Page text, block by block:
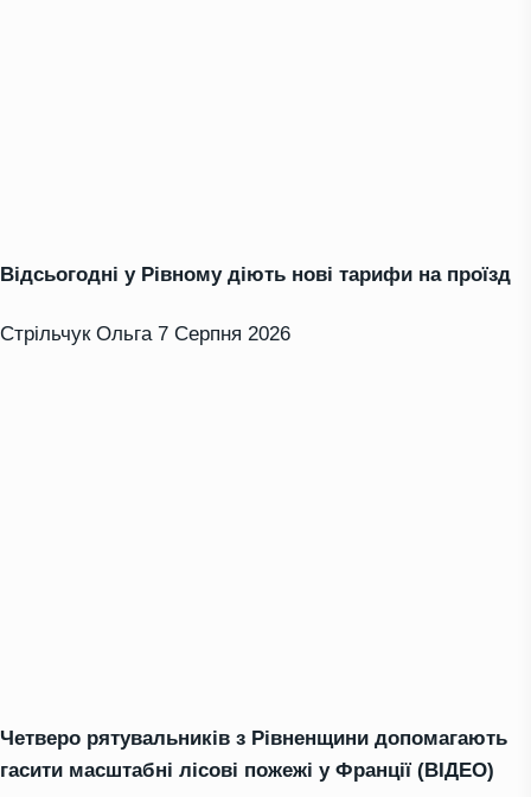
Відсьогодні у Рівному діють нові тарифи на проїзд
Стрільчук Ольга 7 Серпня 2026
Четверо рятувальників з Рівненщини допомагають
гасити масштабні лісові пожежі у Франції (ВІДЕО)